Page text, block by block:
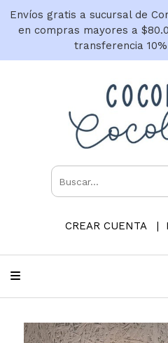
Envíos gratis a sucursal de
en compras mayores a
transferencia
CREAR CUENTA